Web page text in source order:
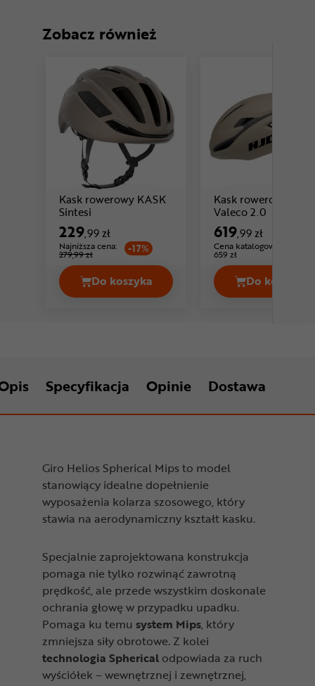
Zobacz również
Kask rowerowy KASK
Sintesi
Cena: 229 ,99 zł
229,99 zł
Najniższa cena:
279,99 zł -17%
Do koszyka
Kask rowerowy KASK Sintesi Cena
Kask rowerowy HJC
Valeco 2.0
619,99 zł
Cena katalogowa:
659 zł
Do koszyka
Kask
Specyfikacja Opinie Dostawa
Giro Helios Spherical Mips to model
stanowiący idealne dopełnienie
wyposażenia kolarza szosowego, który
stawia na aerodynamiczny kształt kasku.
Specjalnie zaprojektowana konstrukcja
pomaga nie tylko rozwinąć zawrotną
prędkość, ale przede wszystkim doskonale
ochrania głowę w przypadku upadku.
Pomaga ku temu system Mips, który
zmniejsza siły obrotowe. Z kolei
technologia Spherical odpowiada za ruch
wyściółek – wewnętrznej i zewnętrznej,